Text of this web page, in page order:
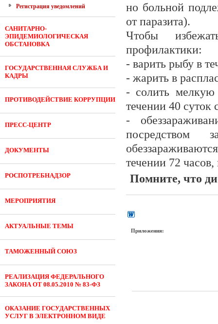
Регистрация уведомлений
САНИТАРНО-
ЭПИДЕМИОЛОГИЧЕСКАЯ
ОБСТАНОВКА
ГОСУДАРСТВЕННАЯ СЛУЖБА И
КАДРЫ
ПРОТИВОДЕЙСТВИЕ КОРРУПЦИИ
ПРЕСС-ЦЕНТР
ДОКУМЕНТЫ
РОСПОТРЕБНАДЗОР
МЕРОПРИЯТИЯ
АКТУАЛЬНЫЕ ТЕМЫ
ТАМОЖЕННЫЙ СОЮЗ
РЕАЛИЗАЦИЯ ФЕДЕРАЛЬНОГО
ЗАКОНА ОТ 08.05.2010 № 83-ФЗ
ОКАЗАНИЕ ГОСУДАРСТВЕННЫХ
УСЛУГ В ЭЛЕКТРОННОМ ВИДЕ
но больной
от паразита).
Чтобы
профилактики:
- варить рыбу в
- жарить в
- солить
течении 40 суток
-
посредством
течении 72
Помните, что
Приложения: